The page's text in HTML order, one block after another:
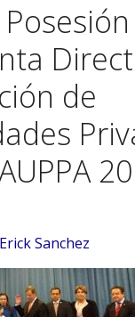
de
Erick Sanchez